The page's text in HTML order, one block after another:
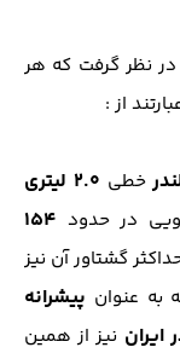
در نظر گرفت که هر
خطی ۲.۰ لیتری
در حدود ۱۵۴
حداکثر گشتاور آن نیز
به عنوان پیشرانه
نیز از همین